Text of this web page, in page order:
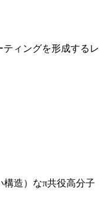
ィングを形成するレ
造）なπ共役高分子